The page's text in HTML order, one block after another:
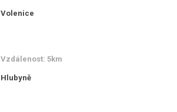
Volenice
Vzdálenost: 5km
Hlubyně